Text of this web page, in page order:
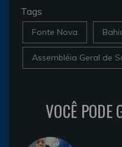
Tags
Fonte Nova
Assembléia Geral de
VOCÊ PODE